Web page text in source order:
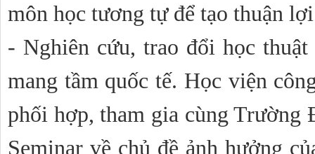
môn học tương tự để tạo thuận
- Nghiên cứu, trao đổi học
mang tầm quốc tế. Học viện
phối hợp, tham gia cùng Trường
Seminar về chủ đề ảnh hưởng